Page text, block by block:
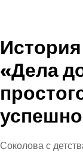
«Дела
Соколова с